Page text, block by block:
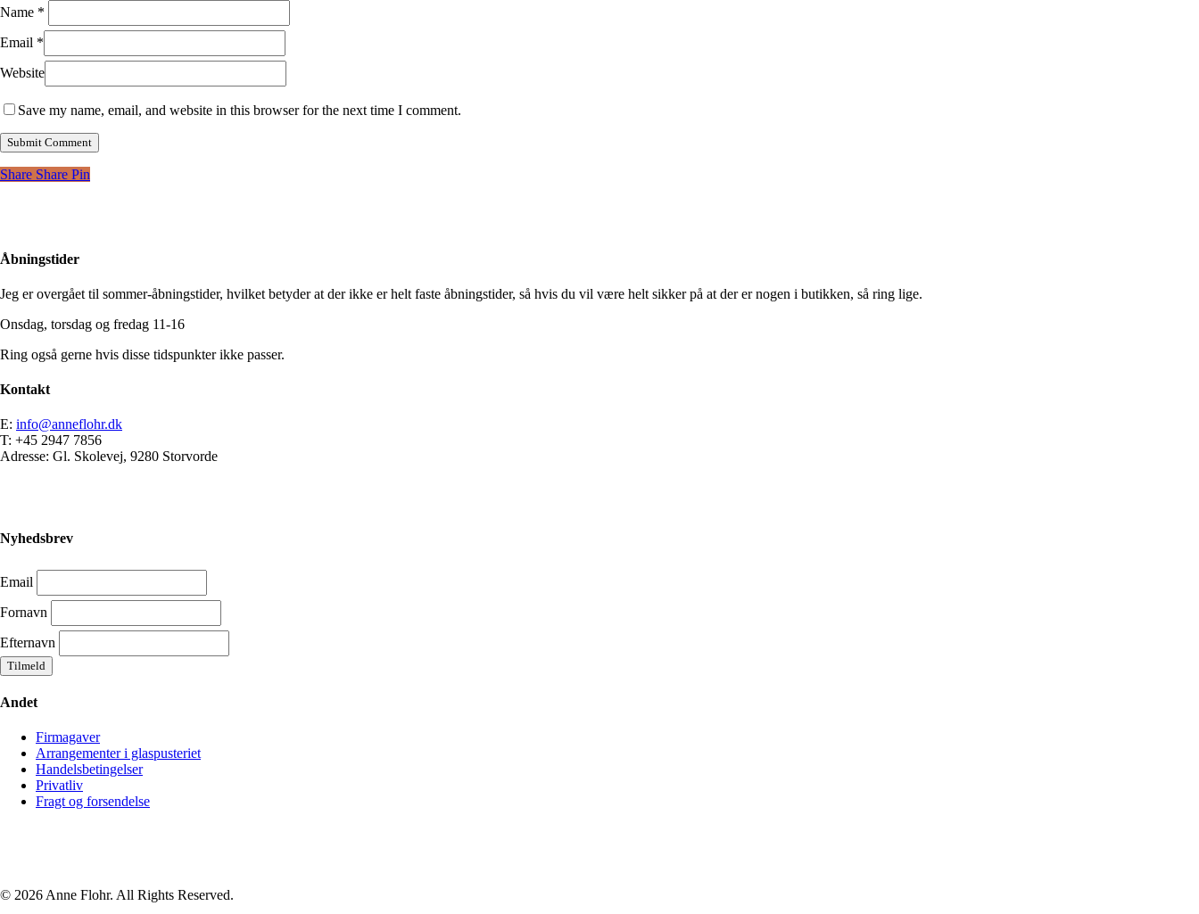
Name *
Email *
Website
Save my name, email, and website in this browser for the next time I comment.
Share Share Pin
Åbningstider
Jeg er overgået til sommer-åbningstider, hvilket betyder at der ikke er helt faste åbningstider, så hvis du vil være helt sikker på at der er nogen i butikken, så ring lige.
Onsdag, torsdag og fredag 11-16
Ring også gerne hvis disse tidspunkter ikke passer.
Kontakt
E: info@anneflohr.dk
T: +45 2947 7856
Adresse: Gl. Skolevej, 9280 Storvorde
Nyhedsbrev
Email
Fornavn
Efternavn
Andet
Firmagaver
Arrangementer i glaspusteriet
Handelsbetingelser
Privatliv
Fragt og forsendelse
© 2026 Anne Flohr. All Rights Reserved.